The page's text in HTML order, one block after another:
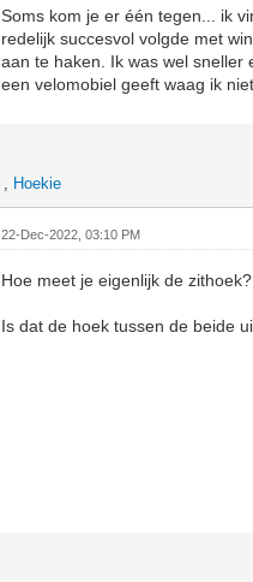
Soms kom je er één tegen... ik
redelijk succesvol volgde met
aan te haken. Ik was wel sneller
een velomobiel geeft waag ik
, Hoekie
22-Dec-2022, 03:10 PM
Hoe meet je eigenlijk de zithoek?
Is dat de hoek tussen de beide